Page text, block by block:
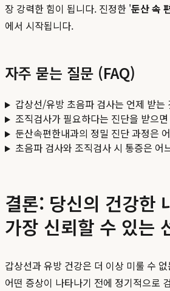
장 강력한 힘이 됩니다. 진정한 '둔산 속
에서 시작됩니다.
자주 묻는 질문 (FAQ)
갑상선/유방 초음파 검사는 언제 받는
조직검사가 필요하다는 진단을 받으
둔산속편한내과의 정밀 진단 과정은
초음파 검사와 조직검사 시 통증은 어
결론: 당신의 건강한
가장 신뢰할 수 있는
갑상선과 유방 건강은 더 이상 미룰 수
어떤 증상이 나타나기 전에 정기적으로